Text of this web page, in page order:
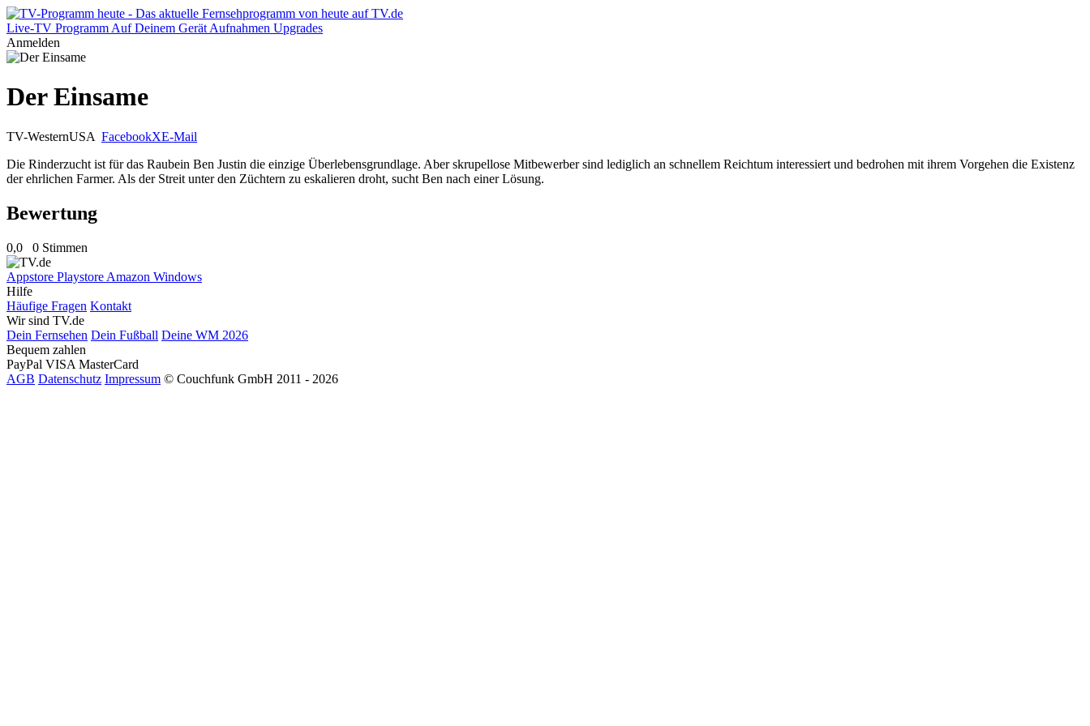
Live-TV Programm Auf Deinem Gerät Aufnahmen Upgrades
Anmelden
Der Einsame
TV-WesternUSA FacebookXE-Mail
Die Rinderzucht ist für das Raubein Ben Justin die einzige Überlebensgrundlage. Aber skrupellose Mitbewerber sind lediglich an schnellem Reichtum interessiert und bedrohen mit ihrem Vorgehen die Existenz
der ehrlichen Farmer. Als der Streit unter den Züchtern zu eskalieren droht, sucht Ben nach einer Lösung.
Bewertung
0,0 0 Stimmen
Appstore Playstore Amazon Windows
Hilfe
Häufige Fragen Kontakt
Wir sind TV.de
Dein Fernsehen Dein Fußball Deine WM 2026
Bequem zahlen
PayPal VISA MasterCard
AGB Datenschutz Impressum © Couchfunk GmbH 2011 - 2026